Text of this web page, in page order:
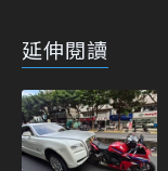
延伸閱讀